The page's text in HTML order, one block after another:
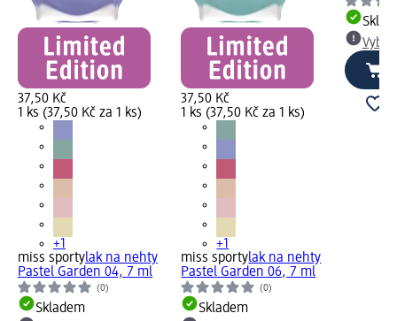
37,50 Kč
1 ks (37,50 Kč za 1 ks)
+1
miss sportylak na nehty
Pastel Garden 04, 7 ml
(0)
Skladem
37,50 Kč
1 ks (37,50 Kč za 1 ks)
+1
miss sportylak na nehty
Pastel Garden 06, 7 ml
(0)
Skladem